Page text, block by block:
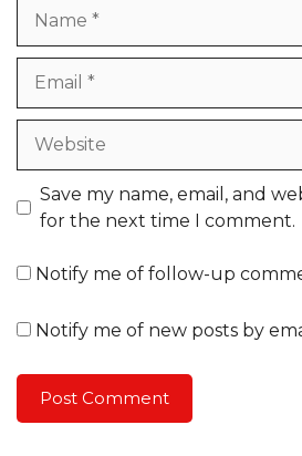
Save my name, email, and
for the next time I comment.
Notify me of follow-up
Notify me of new posts by